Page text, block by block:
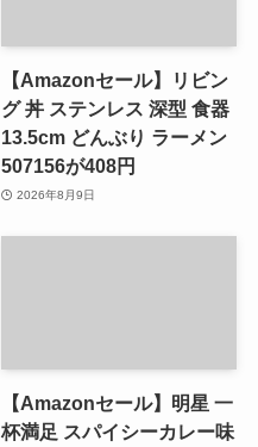
【Amazonセール】リビン
グ 丼 ステンレス 深型 食器
13.5cm どんぶり ラーメン
507156が408円
2026年8月9日
【Amazonセール】明星 一
杯満足 スパイシーカレー味